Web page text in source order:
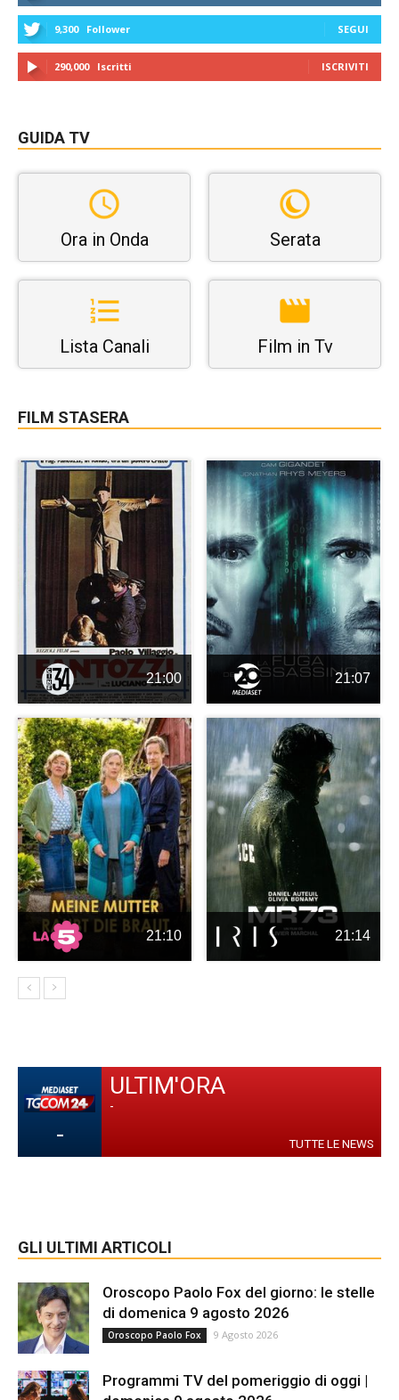
9,300 Follower SEGUI
290,000 Iscritti ISCRIVITI
GUIDA TV
Ora in Onda Serata
Lista Canali Film in Tv
FILM STASERA
21:00 21:07
21:10 21:14
-
ULTIM'ORA
-
TUTTE LE NEWS
GLI ULTIMI ARTICOLI
Oroscopo Paolo Fox del giorno: le stelle
di domenica 9 agosto 2026
Oroscopo Paolo Fox 9 Agosto 2026
Programmi TV del pomeriggio di oggi |